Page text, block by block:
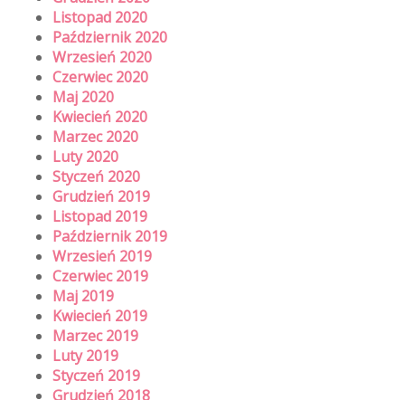
Listopad 2020
Październik 2020
Wrzesień 2020
Czerwiec 2020
Maj 2020
Kwiecień 2020
Marzec 2020
Luty 2020
Styczeń 2020
Grudzień 2019
Listopad 2019
Październik 2019
Wrzesień 2019
Czerwiec 2019
Maj 2019
Kwiecień 2019
Marzec 2019
Luty 2019
Styczeń 2019
Grudzień 2018